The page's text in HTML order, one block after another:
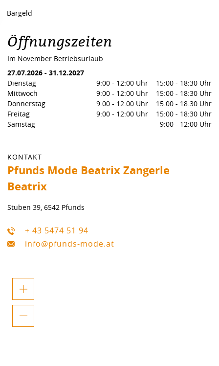
Bargeld
Öffnungszeiten
Im November Betriebsurlaub
27.07.2026 - 31.12.2027
Dienstag
9:00 - 12:00 Uhr 15:00 - 18:30 Uhr
Mittwoch
9:00 - 12:00 Uhr 15:00 - 18:30 Uhr
Donnerstag
9:00 - 12:00 Uhr 15:00 - 18:30 Uhr
Freitag
9:00 - 12:00 Uhr 15:00 - 18:30 Uhr
Samstag
9:00 - 12:00 Uhr
KONTAKT
Pfunds Mode Beatrix Zangerle
Beatrix
Stuben 39, 6542 Pfunds
+ 43 5474 51 94
info@pfunds-mode.at